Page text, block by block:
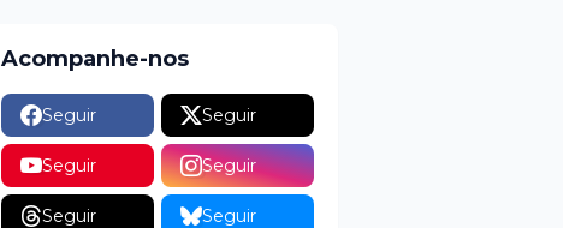
Acompanhe-nos
Seguir Seguir
Seguir Seguir
Seguir Seguir